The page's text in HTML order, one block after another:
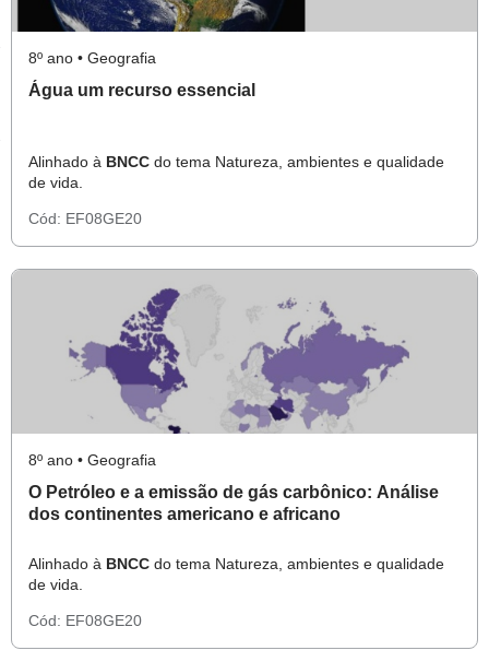
8º ano • Geografia
Água um recurso essencial
Alinhado à BNCC do tema Natureza, ambientes e qualidade
de vida.
Cód: EF08GE20
8º ano • Geografia
O Petróleo e a emissão de gás carbônico: Análise
dos continentes americano e africano
Alinhado à BNCC do tema Natureza, ambientes e qualidade
de vida.
Cód: EF08GE20